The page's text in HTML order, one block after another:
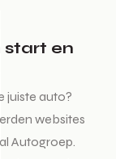
start en
juiste auto?
websites
Autogroep.